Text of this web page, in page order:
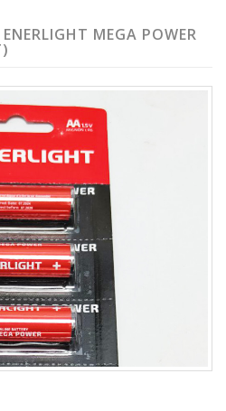
MEGA POWER